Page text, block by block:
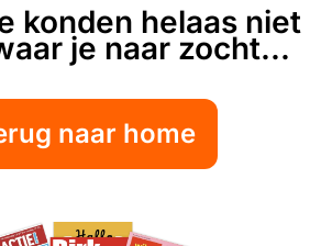
konden helaas niet
je naar zocht...
naar home